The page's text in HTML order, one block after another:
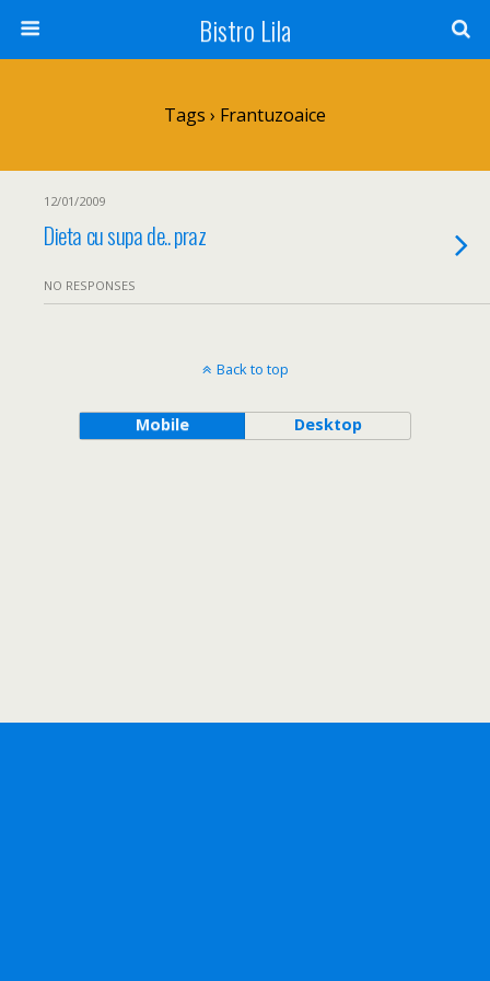
Bistro Lila
Tags › Frantuzoaice
12/01/2009
Dieta cu supa de.. praz
NO RESPONSES
Back to top
Mobile Desktop